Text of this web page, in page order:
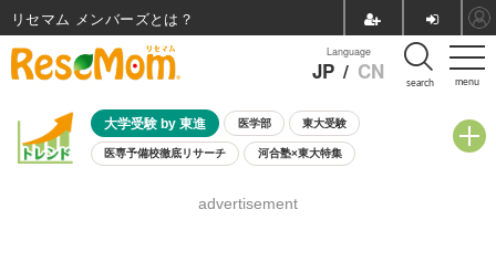
menu
Language
JP / CN search
大学受験 by 東進 医学部 東大受験
医専予備校徹底リサーチ 河合塾×東大特集
8月開催学校説明会・相談会
advertisement
リセマム メンバーズ